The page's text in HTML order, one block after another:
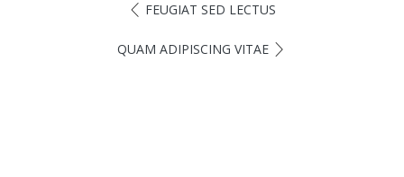
FEUGIAT SED LECTUS
QUAM ADIPISCING VITAE